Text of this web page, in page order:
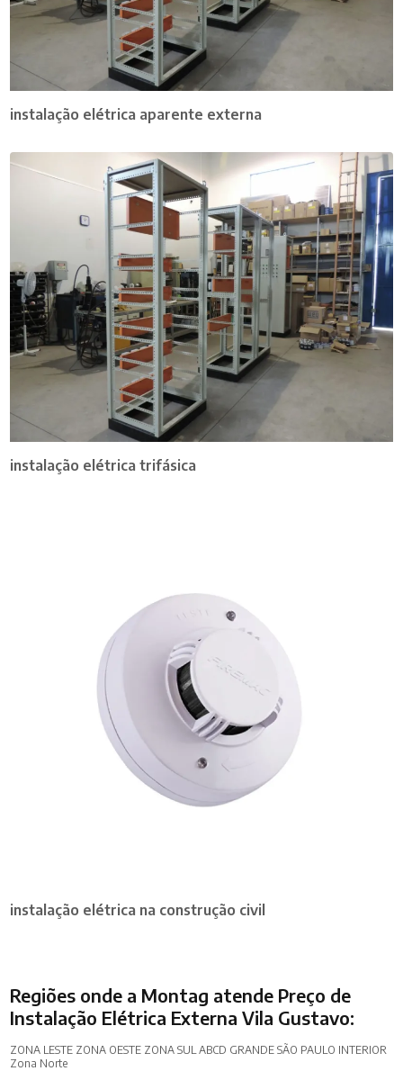
instalação elétrica aparente externa
instalação elétrica trifásica
instalação elétrica na construção civil
Regiões onde a Montag atende Preço de
Instalação Elétrica Externa Vila Gustavo:
ZONA LESTE ZONA OESTE ZONA SUL ABCD GRANDE SÃO PAULO INTERIOR
Zona Norte